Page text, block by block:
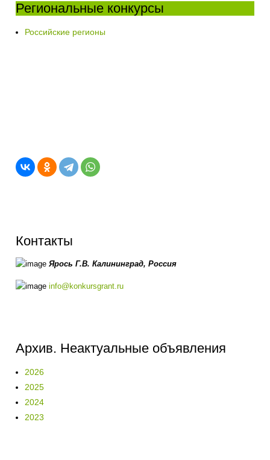
Региональные конкурсы
Российские регионы
Контакты
Ярось Г.В.Калининград,Россия
info@konkursgrant.ru
Архив. Неактуальные объявления
2026
2025
2024
2023